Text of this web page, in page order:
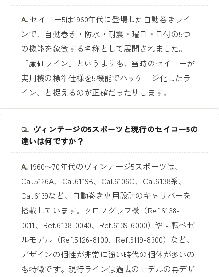
A. セイコー5は1960年代に登場した自動巻きライ
ンで、自動巻き・防水・耐震・曜日・日付の5つ
の機能を象徴する名称として展開されました。
「廉価ライン」というよりも、当時のセイコーが
実用機の標準仕様を5機能でパッケージ化したラ
イン、と捉えるのが正確だったりします。
Q. ヴィンテージの5スポーツと現行のセイコー5の
違いは何ですか？
A.1960〜70年代のヴィンテージ5スポーツは、
Cal.5126A、Cal.6119B、Cal.6106C、Cal.6138系、
Cal.6139など、自動巻き専用設計のキャリバーを
搭載しています。クロノグラフ機（Ref.6138-
0011、Ref.6138-0040、Ref.6139-6000）や回転ベゼ
ルモデル（Ref.5126-8100、Ref.6119-8300）など、
デザインの個性が非常に強い時代の個体が多いの
も特徴です。現行ラインは過去のモデルの再デザ